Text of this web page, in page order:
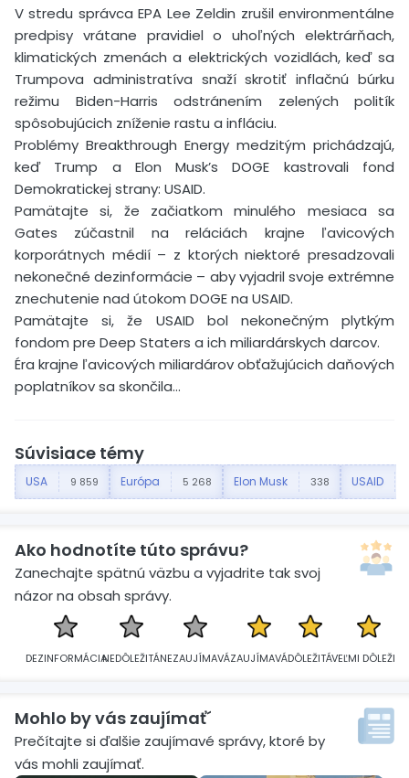
V stredu správca EPA Lee Zeldin zrušil environmentálne
predpisy vrátane pravidiel o uhoľných elektrárňach,
klimatických zmenách a elektrických vozidlách, keď sa
Trumpova administratíva snaží skrotiť inflačnú búrku
režimu Biden-Harris odstránením zelených politík
spôsobujúcich zníženie rastu a infláciu.
Problémy Breakthrough Energy medzitým prichádzajú,
keď Trump a Elon Musk’s DOGE kastrovali fond
Demokratickej strany: USAID.
Pamätajte si, že začiatkom minulého mesiaca sa
Gates zúčastnil na reláciách krajne ľavicových
korporátnych médií – z ktorých niektoré presadzovali
nekonečné dezinformácie – aby vyjadril svoje extrémne
znechutenie nad útokom DOGE na USAID.
Pamätajte si, že USAID bol nekonečným plytkým
fondom pre Deep Staters a ich miliardárskych darcov.
Éra krajne ľavicových miliardárov obťažujúcich daňových
poplatníkov sa skončila…
Súvisiace témy
USA 9 859 Európa 5 268 Elon Musk 338 USAID
Ako hodnotíte túto správu?
Zanechajte spätnú väzbu a vyjadrite tak svoj
názor na obsah správy.
DEZINFORMÁCIANEDÔLEŽITÁNEZAUJÍMAVÁZAUJÍMAVÁDÔLEŽITÁVEĽMI DÔLEŽITÁ
Mohlo by vás zaujímať´
Prečítajte si ďalšie zaujímavé správy, ktoré by
vás mohli zaujímať.